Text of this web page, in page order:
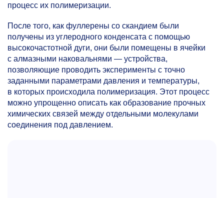
процесс их полимеризации.
После того, как фуллерены со скандием были
получены из углеродного конденсата с помощью
высокочастотной дуги, они были помещены в ячейки
с алмазными наковальнями — устройства,
позволяющие проводить эксперименты с точно
заданными параметрами давления и температуры,
в которых происходила полимеризация. Этот процесс
можно упрощенно описать как образование прочных
химических связей между отдельными молекулами
соединения под давлением.